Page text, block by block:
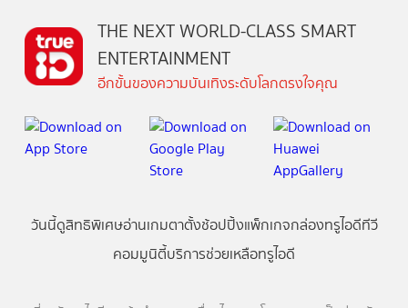
THE NEXT WORLD-CLASS SMART
ENTERTAINMENT
อีกขั้นของความบันเทิงระดับโลกตรงใจคุณ
วันนี้ดูสิทธิพิเศษอ่านเกมตาตั้งช้อปปิ้งแพ็กเกจกล่องทรูไอดีทีวี
คอมมูนิตี้บริการช่วยเหลือทรูไอดี